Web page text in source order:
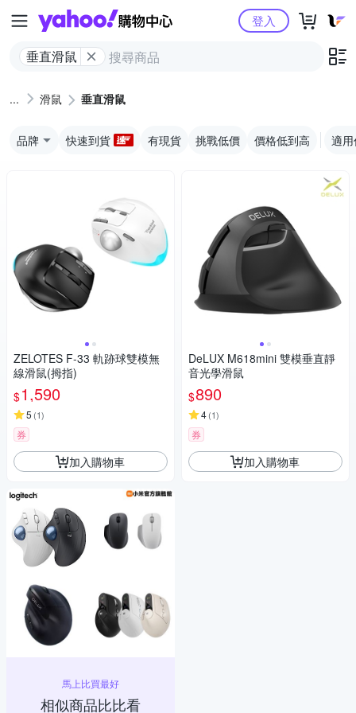
Yahoo購物中心
垂直滑鼠
登入
滑鼠 垂直滑鼠
品牌 快速到貨 有現貨 挑戰低價 價格低到高 適
ZELOTES F-33 軌跡球雙模無
線滑鼠(拇指)
$1,590
5 (1)
券
加入購物車
馬上比買最好
相似商品比比看
DeLUX M618mini 雙模垂直靜
音光學滑鼠
$890
4(1)
券
加入購物車